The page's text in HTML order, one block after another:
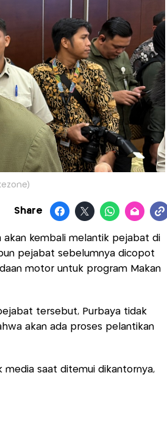
Share
akan kembali melantik pejabat di
pejabat sebelumnya dicopot
motor untuk program Makan
tersebut, Purbaya tidak
akan ada proses pelantikan
media saat ditemui dikantornya,